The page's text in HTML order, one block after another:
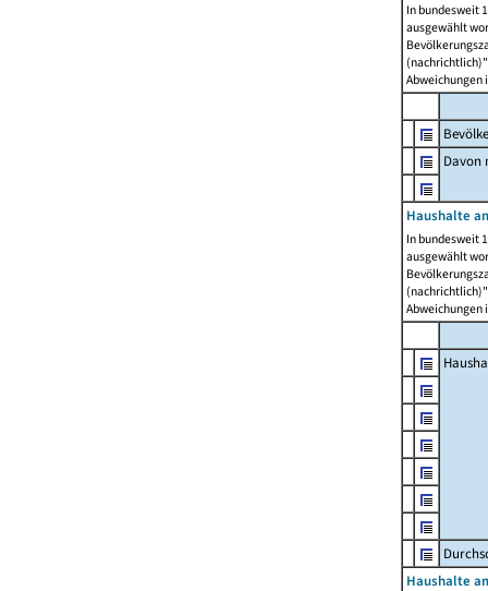
In bundesweit
ausgewählt
Abweichungen
Davon
Haushalte
In bundesweit
ausgewählt
Abweichungen
Haushalte